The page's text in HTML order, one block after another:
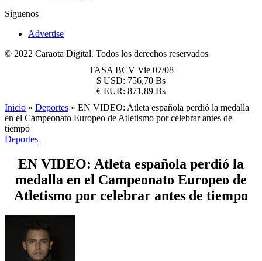
Síguenos
Advertise
© 2022 Caraota Digital. Todos los derechos reservados
TASA BCV Vie 07/08
$ USD: 756,70 Bs
€ EUR: 871,89 Bs
Inicio » Deportes » EN VIDEO: Atleta española perdió la medalla
en el Campeonato Europeo de Atletismo por celebrar antes de
tiempo
Deportes
EN VIDEO: Atleta española perdió la
medalla en el Campeonato Europeo de
Atletismo por celebrar antes de tiempo